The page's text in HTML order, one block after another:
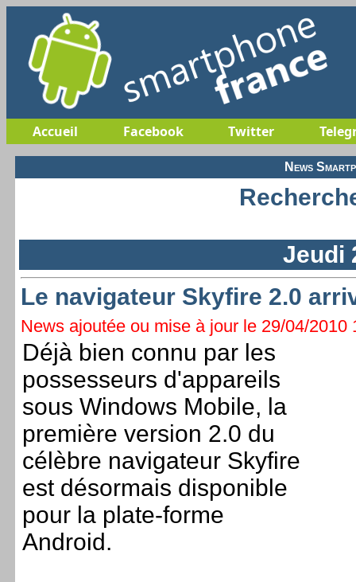
Accueil Facebook Twitter
News
Jeudi
Le navigateur Skyfire 2.0
News ajoutée ou mise à jour le 29/04/2010
Déjà bien connu par les
possesseurs d'appareils
sous Windows Mobile, la
première version 2.0 du
célèbre navigateur Skyfire
est désormais disponible
pour la plate-forme
Android.